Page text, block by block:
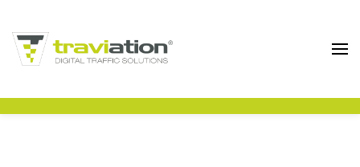
Zum Hauptinhalt springen